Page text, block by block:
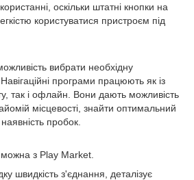
оскільки штатні кнопки на
користуватися пристроєм під
вибрати необхідну
програми працюють як із
так і офлайн. Вони дають можливість
місцевості, знайти оптимальний
пробок.
з Play Market.
швидкість з'єднання, деталізує